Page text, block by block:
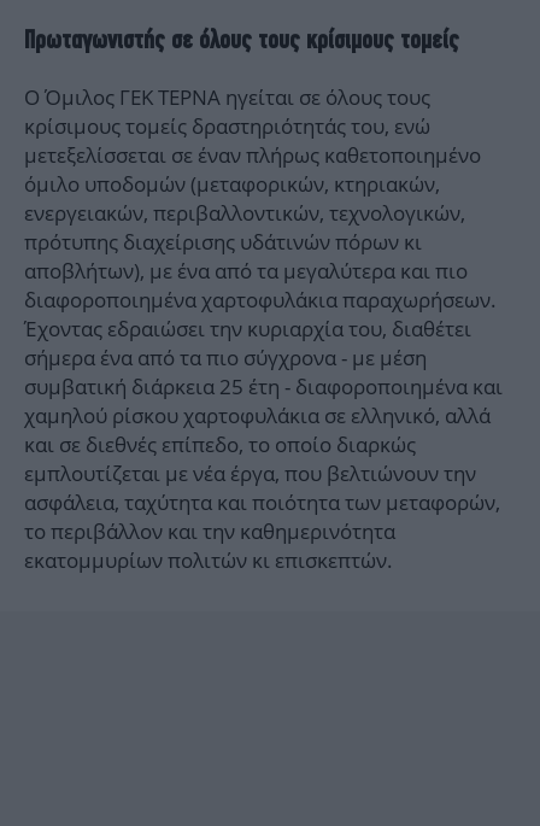
Πρωταγωνιστής σε όλους τους κρίσιμους τομείς
Ο Όμιλος ΓΕΚ ΤΕΡΝΑ ηγείται σε όλους τους
κρίσιμους τομείς δραστηριότητάς του, ενώ
μετεξελίσσεται σε έναν πλήρως καθετοποιημένο
όμιλο υποδομών (μεταφορικών, κτηριακών,
ενεργειακών, περιβαλλοντικών, τεχνολογικών,
πρότυπης διαχείρισης υδάτινών πόρων κι
αποβλήτων), με ένα από τα μεγαλύτερα και πιο
διαφοροποιημένα χαρτοφυλάκια παραχωρήσεων.
Έχοντας εδραιώσει την κυριαρχία του, διαθέτει
σήμερα ένα από τα πιο σύγχρονα - με μέση
συμβατική διάρκεια 25 έτη - διαφοροποιημένα και
χαμηλού ρίσκου χαρτοφυλάκια σε ελληνικό, αλλά
και σε διεθνές επίπεδο, το οποίο διαρκώς
εμπλουτίζεται με νέα έργα, που βελτιώνουν την
ασφάλεια, ταχύτητα και ποιότητα των μεταφορών,
το περιβάλλον και την καθημερινότητα
εκατομμυρίων πολιτών κι επισκεπτών.